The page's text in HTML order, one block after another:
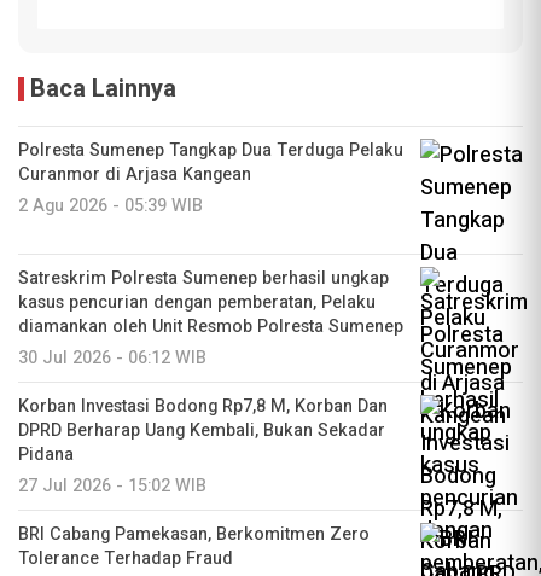
Baca Lainnya
Polresta Sumenep Tangkap Dua Terduga Pelaku
Curanmor di Arjasa Kangean
2 Agu 2026 - 05:39 WIB
Satreskrim Polresta Sumenep berhasil ungkap
kasus pencurian dengan pemberatan, Pelaku
diamankan oleh Unit Resmob Polresta Sumenep
30 Jul 2026 - 06:12 WIB
Korban Investasi Bodong Rp7,8 M, Korban Dan
DPRD Berharap Uang Kembali, Bukan Sekadar
Pidana
27 Jul 2026 - 15:02 WIB
BRI Cabang Pamekasan, Berkomitmen Zero
Tolerance Terhadap Fraud